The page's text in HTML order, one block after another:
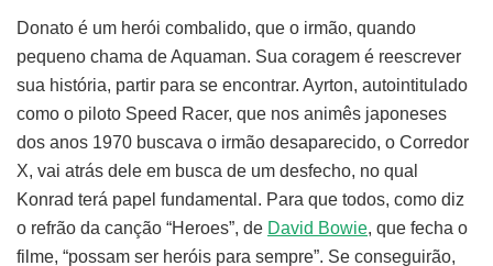
Donato é um herói combalido, que o irmão, quando
pequeno chama de Aquaman. Sua coragem é reescrever
sua história, partir para se encontrar. Ayrton, autointitulado
como o piloto Speed Racer, que nos animês japoneses
dos anos 1970 buscava o irmão desaparecido, o Corredor
X, vai atrás dele em busca de um desfecho, no qual
Konrad terá papel fundamental. Para que todos, como diz
o refrão da canção “Heroes”, de David Bowie, que fecha o
filme, “possam ser heróis para sempre”. Se conseguirão,